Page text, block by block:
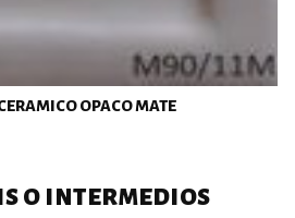
OPACO MATE
o intermedios